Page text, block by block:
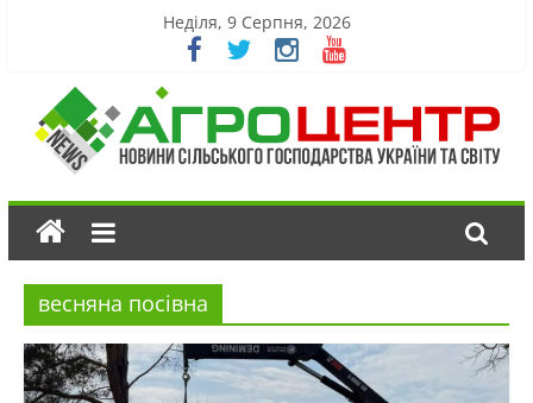
Неділя, 9 Серпня, 2026
весняна посівна